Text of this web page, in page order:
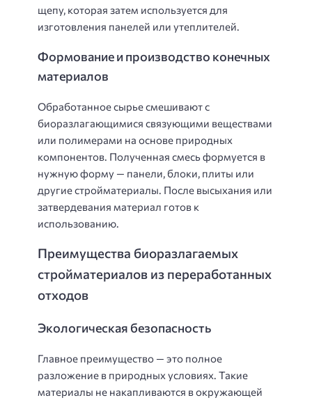
щепу, которая затем используется для
изготовления панелей или утеплителей.
Формование и производство конечных
материалов
Обработанное сырье смешивают с
биоразлагающимися связующими веществами
или полимерами на основе природных
компонентов. Полученная смесь формуется в
нужную форму — панели, блоки, плиты или
другие стройматериалы. После высыхания или
затвердевания материал готов к
использованию.
Преимущества биоразлагаемых
стройматериалов из переработанных
отходов
Экологическая безопасность
Главное преимущество — это полное
разложение в природных условиях. Такие
материалы не накапливаются в окружающей